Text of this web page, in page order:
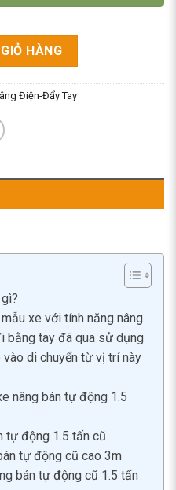
Cao 2.8m [Đức - Châu Âu]
HÀNG
Điện-Đẩy Tay
xe với tính năng nâng
bằng tay đã qua sử dụng
vào di chuyển từ vị trí này
nâng bán tự động 1.5
tự động 1.5 tấn cũ
tự động cũ cao 3m
bán tự động cũ 1.5 tấn